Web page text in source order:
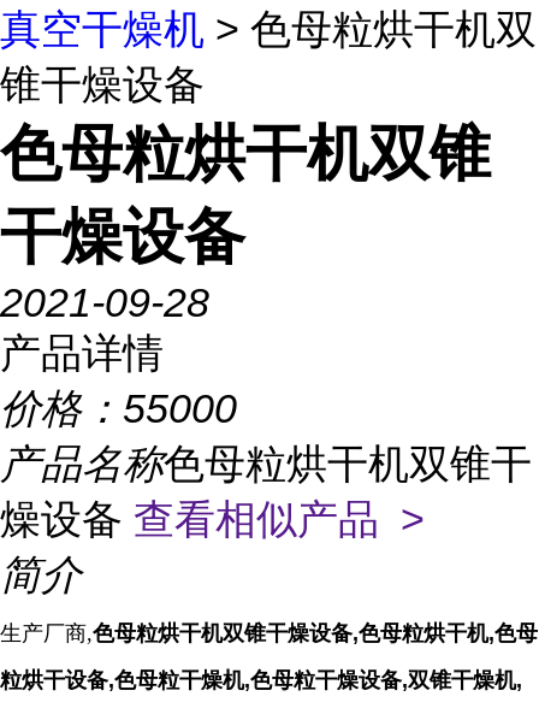
真空干燥机 > 色母粒烘干机双
锥干燥设备
色母粒烘干机双锥
干燥设备
2021-09-28
产品详情
价格： 55000
产品名称色母粒烘干机双锥干
燥设备 查看相似产品 >
简介
生产厂商,色母粒烘干机双锥干燥设备,色母粒烘干机,色母
粒烘干设备,色母粒干燥机,色母粒干燥设备,双锥干燥机,